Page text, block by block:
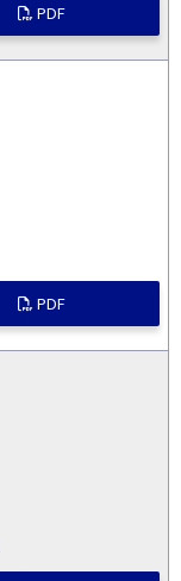
PDF
PDF